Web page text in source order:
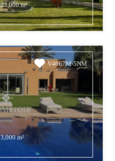
23,000 m²
V4667M-5NM
3,000 m²